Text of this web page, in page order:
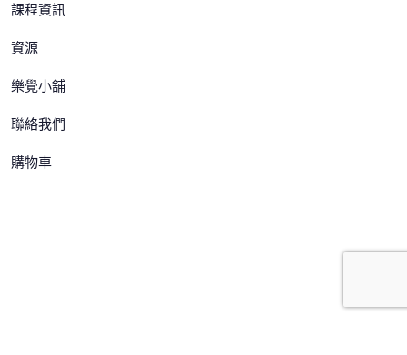
課程資訊
資源
樂覺小舖
聯絡我們
購物車